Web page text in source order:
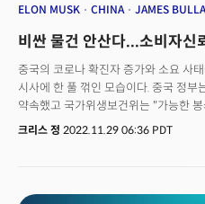
ELON MUSK CHINA JAMES
비싼 물건 안산다...소비자신
중국의 코로나 확진자 증가와 소요 사
시사에 한 풀 꺾인 모습이다. 중국 정
약속했고 국가위생보건위는 "가능한
지방 정부 역시 과도한 제한을 피해야
자금 조달 창구를 모두 열겠다는 방침
크리스 정 2022.11.29 06:36 PDT